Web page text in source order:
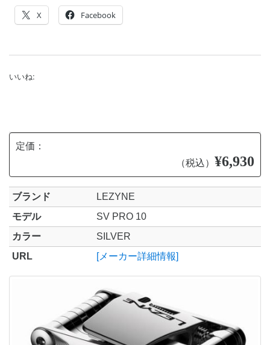
X Facebook
いいね:
定価：
（税込） ¥6,930
ブランド
LEZYNE
モデル
SV PRO 10
カラー
SILVER
URL
[メーカー詳細情報]